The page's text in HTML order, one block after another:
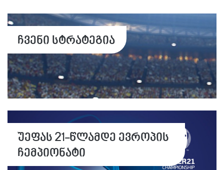
ჩვენი სტრატეგია
უეფას 21-წლამდე ევროპის
ჩემპიონატი